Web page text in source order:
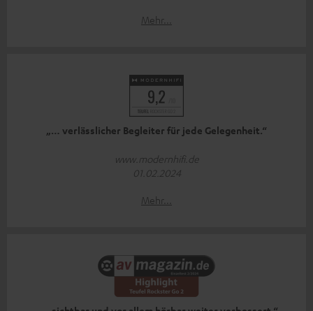
Mehr...
„… verlässlicher Begleiter für jede Gelegenheit.“
www.modernhifi.de
01.02.2024
Mehr...